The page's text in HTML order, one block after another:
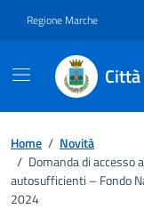
Regione Marche
Home / Novità
/ Domanda di accesso
autosufficienti – Fondo
2024